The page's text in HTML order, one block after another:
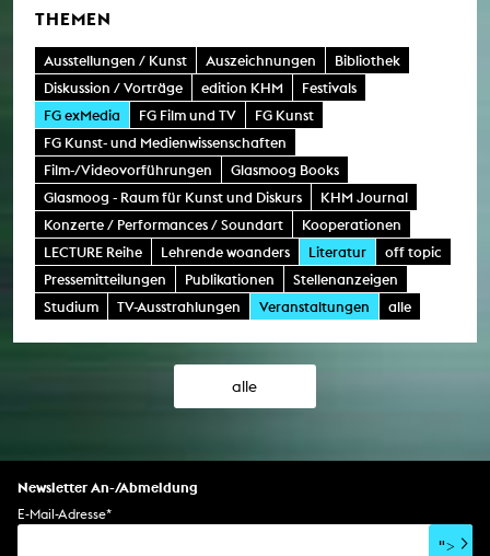
THEMEN
Ausstellungen / Kunst Auszeichnungen
Bibliothek
Diskussion / Vorträge
edition KHM
Festivals
FG exMedia
FG Film und TV
FG Kunst
FG Kunst- und Medienwissenschaften
Film-/Videovorführungen
Glasmoog Books
Glasmoog - Raum für Kunst und Diskurs
KHM Journal
Konzerte / Performances / Soundart
Kooperationen
LECTURE Reihe
Lehrende woanders Literatur
off topic
Pressemitteilungen
Publikationen
Stellenanzeigen
Studium
TV-Ausstrahlungen Veranstaltungen alle
alle
Newsletter An-/Abmeldung
E-Mail-Adresse*
">